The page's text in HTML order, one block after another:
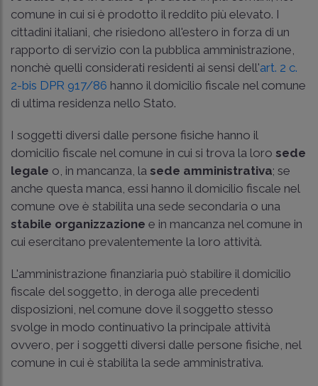
comune in cui si è prodotto il reddito più elevato. I
cittadini italiani, che risiedono all'estero in forza di un
rapporto di servizio con la pubblica amministrazione,
nonchè quelli considerati residenti ai sensi dell'art. 2 c.
2-bis DPR 917/86 hanno il domicilio fiscale nel comune
di ultima residenza nello Stato.
I soggetti diversi dalle persone fisiche hanno il
domicilio fiscale nel comune in cui si trova la loro sede
legale o, in mancanza, la sede amministrativa; se
anche questa manca, essi hanno il domicilio fiscale nel
comune ove è stabilita una sede secondaria o una
stabile organizzazione e in mancanza nel comune in
cui esercitano prevalentemente la loro attività.
L'amministrazione finanziaria può stabilire il domicilio
fiscale del soggetto, in deroga alle precedenti
disposizioni, nel comune dove il soggetto stesso
svolge in modo continuativo la principale attività
ovvero, per i soggetti diversi dalle persone fisiche, nel
comune in cui è stabilita la sede amministrativa.